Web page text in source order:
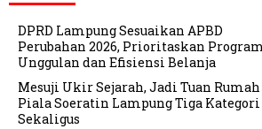
DPRD Lampung Sesuaikan APBD
Perubahan 2026, Prioritaskan
Unggulan dan Efisiensi Belanja
Mesuji Ukir Sejarah, Jadi Tuan Rumah
Piala Soeratin Lampung Tiga Kategori
Sekaligus